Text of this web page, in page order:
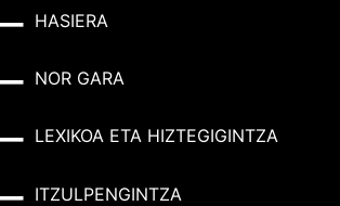
HASIERA
NOR GARA
LEXIKOA ETA HIZTEGIGINTZA
ITZULPENGINTZA